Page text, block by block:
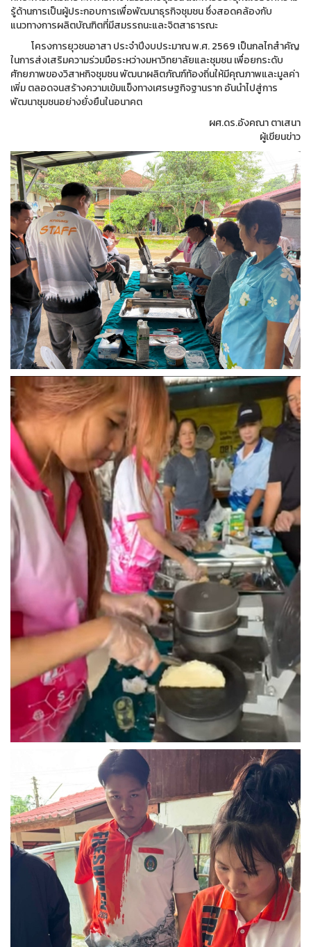
รู้ด้านการเป็นผู้ประกอบการเพื่อพัฒนาธุรกิจชุมชน ซึ่งสอดคล้องกับ
แนวทางการผลิตบัณฑิตที่มีสมรรถนะและจิตสาธารณะ
โครงการยุวชนอาสา ประจำปีงบประมาณ พ.ศ. 2569 เป็นกลไกสำคัญ
ในการส่งเสริมความร่วมมือระหว่างมหาวิทยาลัยและชุมชน เพื่อยกระดับ
ศักยภาพของวิสาหกิจชุมชน พัฒนาผลิตภัณฑ์ท้องถิ่นให้มีคุณภาพและมูลค่า
เพิ่ม ตลอดจนสร้างความเข้มแข็งทางเศรษฐกิจฐานราก อันนำไปสู่การ
พัฒนาชุมชนอย่างยั่งยืนในอนาคต
ผศ.ดร.อังคณา ตาเสนา
ผู้เขียนข่าว